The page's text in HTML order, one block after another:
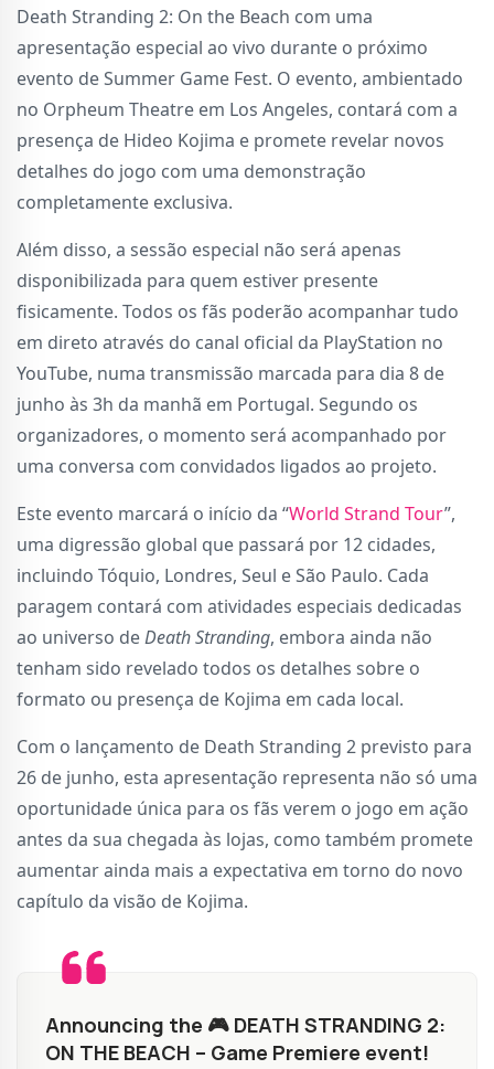
Death Stranding 2: On the Beach com uma
apresentação especial ao vivo durante o próximo
evento de Summer Game Fest. O evento, ambientado
no Orpheum Theatre em Los Angeles, contará com a
presença de Hideo Kojima e promete revelar novos
detalhes do jogo com uma demonstração
completamente exclusiva.
Além disso, a sessão especial não será apenas
disponibilizada para quem estiver presente
fisicamente. Todos os fãs poderão acompanhar tudo
em direto através do canal oficial da PlayStation no
YouTube, numa transmissão marcada para dia 8 de
junho às 3h da manhã em Portugal. Segundo os
organizadores, o momento será acompanhado por
uma conversa com convidados ligados ao projeto.
Este evento marcará o início da “World Strand Tour”,
uma digressão global que passará por 12 cidades,
incluindo Tóquio, Londres, Seul e São Paulo. Cada
paragem contará com atividades especiais dedicadas
ao universo deDeath Stranding, embora ainda não
tenham sido revelado todos os detalhes sobre o
formato ou presença de Kojima em cada local.
Com o lançamento de Death Stranding 2 previsto para
26 de junho, esta apresentação representa não só uma
oportunidade única para os fãs verem o jogo em ação
antes da sua chegada às lojas, como também promete
aumentar ainda mais a expectativa em torno do novo
capítulo da visão de Kojima.
Announcing the 🎮 DEATH STRANDING 2:
ON THE BEACH – Game Premiere event!